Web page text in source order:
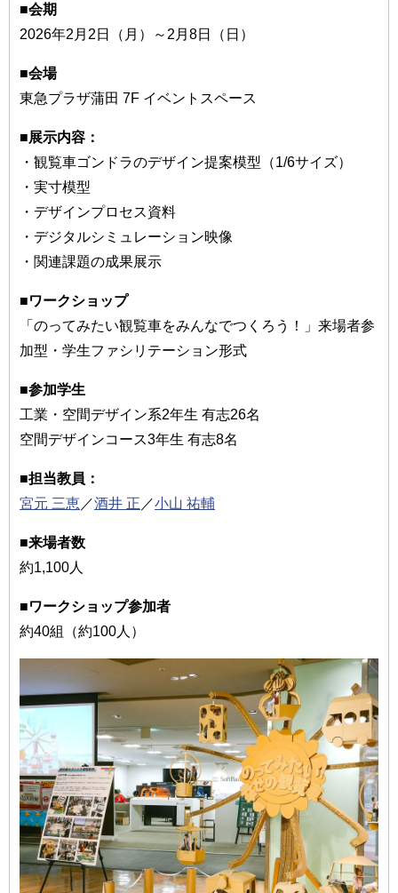
■会期
2026年2月2日（月）～2月8日（日）
■会場
東急プラザ蒲田 7F イベントスペース
■展示内容：
・観覧車ゴンドラのデザイン提案模型（1/6サイズ）
・実寸模型
・デザインプロセス資料
・デジタルシミュレーション映像
・関連課題の成果展示
■ワークショップ
「のってみたい観覧車をみんなでつくろう！」来場者参
加型・学生ファシリテーション形式
■参加学生
工業・空間デザイン系2年生 有志26名
空間デザインコース3年生 有志8名
■担当教員：
宮元 三恵／酒井 正 ／小山 祐輔
■来場者数
約1,100人
■ワークショップ参加者
約40組（約100人）